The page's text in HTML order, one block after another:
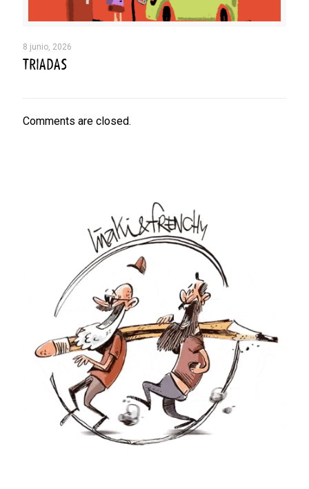
8 junio, 2026
TRIADAS
Comments are closed.